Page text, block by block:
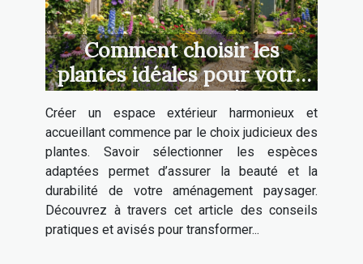
Comment choisir les
plantes idéales pour votre
aménagement extérieur ?
Créer un espace extérieur harmonieux et
accueillant commence par le choix judicieux des
plantes. Savoir sélectionner les espèces
adaptées permet d’assurer la beauté et la
durabilité de votre aménagement paysager.
Découvrez à travers cet article des conseils
pratiques et avisés pour transformer...